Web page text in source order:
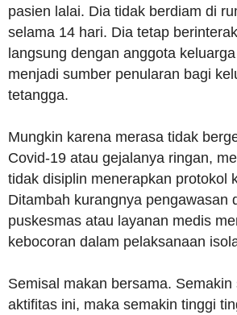
pasien lalai. Dia tidak berdiam di
selama 14 hari. Dia tetap
langsung dengan anggota
menjadi sumber penularan bagi
tetangga.
Mungkin karena merasa tidak
Covid-19 atau gejalanya ringan,
tidak disiplin menerapkan protokol
Ditambah kurangnya pengawasan
puskesmas atau layanan medis
kebocoran dalam pelaksanaan
Semisal makan bersama.
aktifitas ini, maka semakin tinggi